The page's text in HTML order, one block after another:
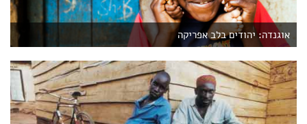
אוגנדה: יהודים בלב אפריקה